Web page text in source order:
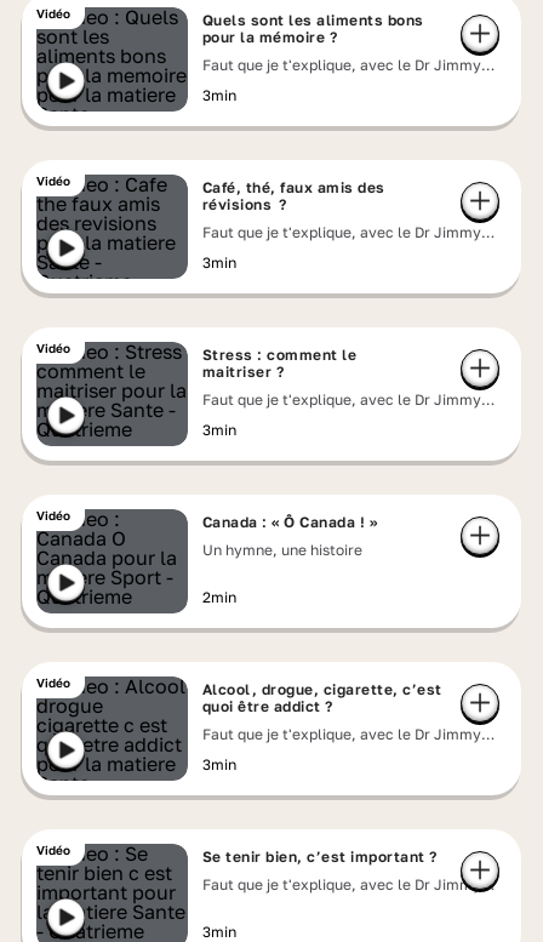
Vidéo
Quels sont les aliments bons
pour la mémoire ?
Faut que je t'explique, avec le Dr Jimmy
3min
Vidéo
Café, thé, faux amis des
révisions ?
Faut que je t'explique, avec le Dr Jimmy
3min
Vidéo
Stress : comment le
maitriser ?
Faut que je t'explique, avec le Dr Jimmy
3min
Vidéo
Canada : « Ô Canada ! »
Un hymne, une histoire
2min
Vidéo
Alcool, drogue, cigarette, c’est
quoi être addict ?
Faut que je t'explique, avec le Dr Jimmy
3min
Vidéo
Se tenir bien, c’est important ?
Faut que je t'explique, avec le Dr Jimmy
3min